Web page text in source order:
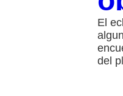
El
del